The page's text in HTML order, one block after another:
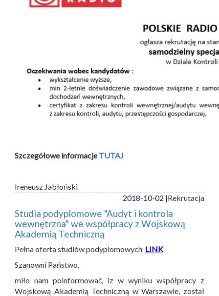
Szczegółowe informacjeTUTAJ
Ireneusz Jabłoński
2018-10-02 |Rekrutacja
Studia podyplomowe "Audyt i kontrola
wewnętrzna" we współpracy z Wojskową
Akademią Techniczną
Pełna oferta studiów podyplomowych LINK
Szanowni Państwo,
miło nam poinformować, iz w wyniku współpracy z
Wojskową Akademią Techniczną w Warszawie, został